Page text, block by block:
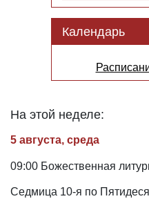
Календарь
На этой неделе:
5 августа, среда
09:00 Божественная
Седмица 10-я по